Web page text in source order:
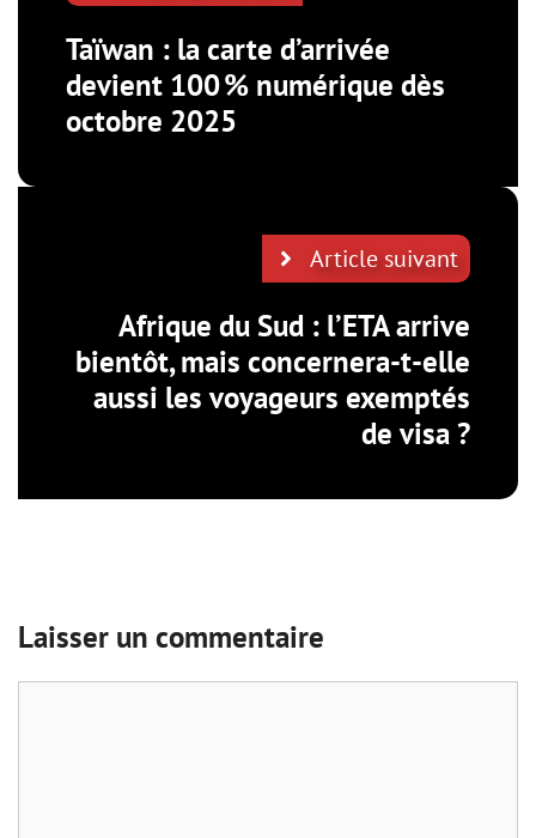
Taïwan : la carte d’arrivée
devient 100 % numérique dès
octobre 2025
Article suivant
Afrique du Sud : l’ETA arrive
bientôt, mais concernera-t-elle
aussi les voyageurs exemptés
de visa ?
Laisser un commentaire